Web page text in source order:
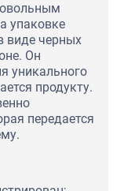
упаковке
виде черных
Он
уникального
продукту.
передается